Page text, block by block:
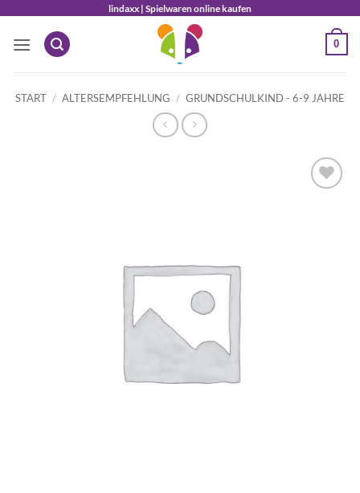
springen
lindaxx | Spielwaren online kaufen
0
START / ALTERSEMPFEHLUNG / GRUNDSCHULKIND - 6-9 JAHRE